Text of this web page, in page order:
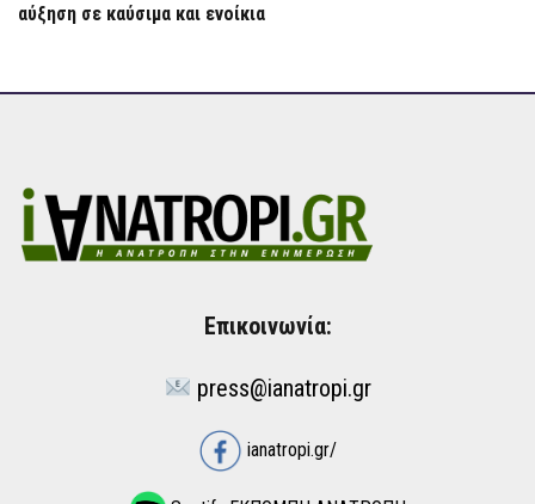
αύξηση σε καύσιμα και ενοίκια
Επικοινωνία:
press@ianatropi.gr
ianatropi.gr/